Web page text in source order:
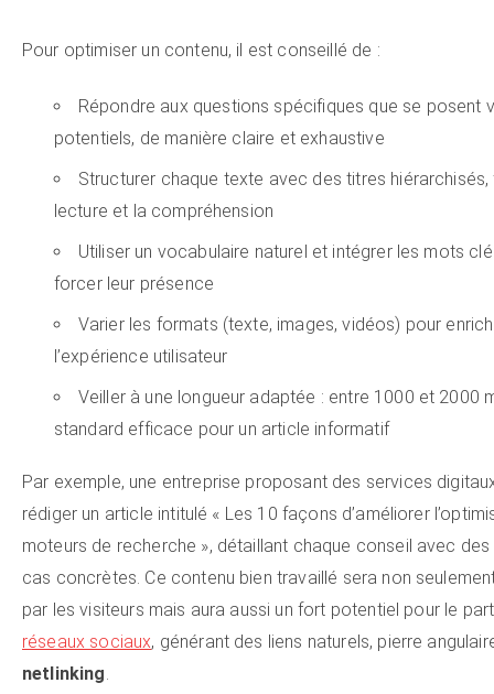
Pour optimiser un contenu, il est conseillé de :
Répondre aux questions spécifiques que se posent
potentiels, de manière claire et exhaustive
Structurer chaque texte avec des titres
lecture et la compréhension
Utiliser un vocabulaire naturel et intégrer les mots
forcer leur présence
Varier les formats (texte, images, vidéos) pour
l’expérience utilisateur
Veiller à une longueur adaptée : entre 1000 et 2000
standard efficace pour un article informatif
Par exemple, une entreprise proposant des services
rédiger un article intitulé « Les 10 façons d’améliorer
moteurs de recherche », détaillant chaque conseil avec
cas concrètes. Ce contenu bien travaillé sera non
par les visiteurs mais aura aussi un fort potentiel pour le
réseaux sociaux, générant des liens naturels, pierre
netlinking.